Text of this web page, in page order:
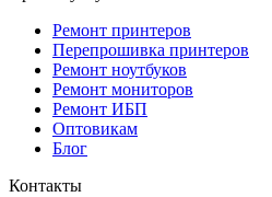
Ремонт принтеров
Перепрошивка принтеров
Ремонт ноутбуков
Ремонт мониторов
Ремонт ИБП
Оптовикам
Блог
Контакты